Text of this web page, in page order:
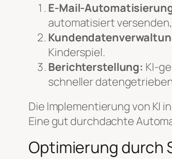
E-Mail-
automatisiert
Kinderspiel.
Berichterstellung: KI-
schneller
Die Implementierung von KI
Eine gut durchdachte
Optimierung durch